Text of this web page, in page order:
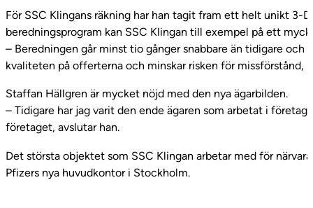
För SSC Klingans räkning har han tagit fram ett helt unikt 3-
beredningsprogram kan SSC Klingan till exempel på ett
– Beredningen går minst tio gånger snabbare än tidigare
kvaliteten på offerterna och minskar risken för missförstånd,
Staffan Hällgren är mycket nöjd med den nya ägarbilden.
– Tidigare har jag varit den ende ägaren som arbetat i
företaget, avslutar han.
Det största objektet som SSC Klingan arbetar med för
Pfizers nya huvudkontor i Stockholm.